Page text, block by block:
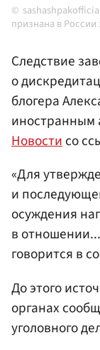
признана в
Следствие
о
блогера
иностранным
Новостисо
«Для
и
осуждения
в
говорится в
До этого
органах
уголовного